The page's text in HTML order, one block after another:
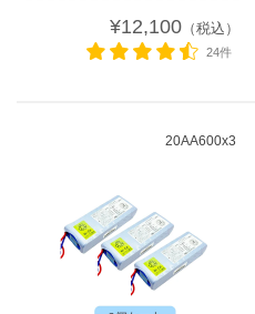
¥12,100（税込）
24件
20AA600x3